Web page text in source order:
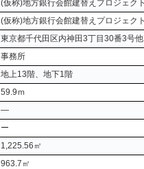
(仮称)地方銀行会館建替えプロジェク
(仮称)地方銀行会館建替えプロジェク
東京都千代田区内神田3丁目30番3号他
事務所
地上13階、地下1階
59.9ｍ
―
ー
1,225.56㎡
963.7㎡